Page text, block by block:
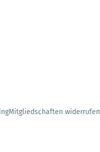
Mitgliedschaften widerrufen